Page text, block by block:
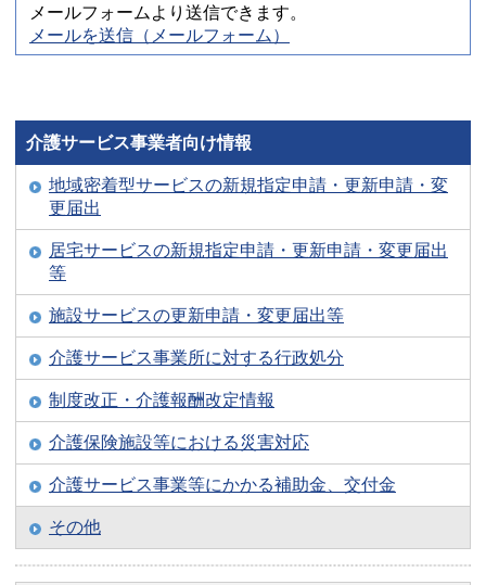
メールフォームより送信できます。
メールを送信（メールフォーム）
介護サービス事業者向け情報
地域密着型サービスの新規指定申請・更新申請・変
更届出
居宅サービスの新規指定申請・更新申請・変更届出
等
施設サービスの更新申請・変更届出等
介護サービス事業所に対する行政処分
制度改正・介護報酬改定情報
介護保険施設等における災害対応
介護サービス事業等にかかる補助金、交付金
その他